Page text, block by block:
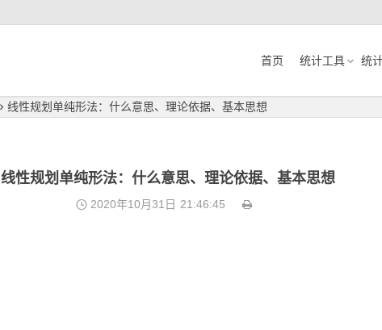
首页 统计工具 统
线性规划单纯形法：什么意思、理论依据、基本思想
线性规划单纯形法：什么意思、理论依据、基本思想
2020年10月31日 21:46:45